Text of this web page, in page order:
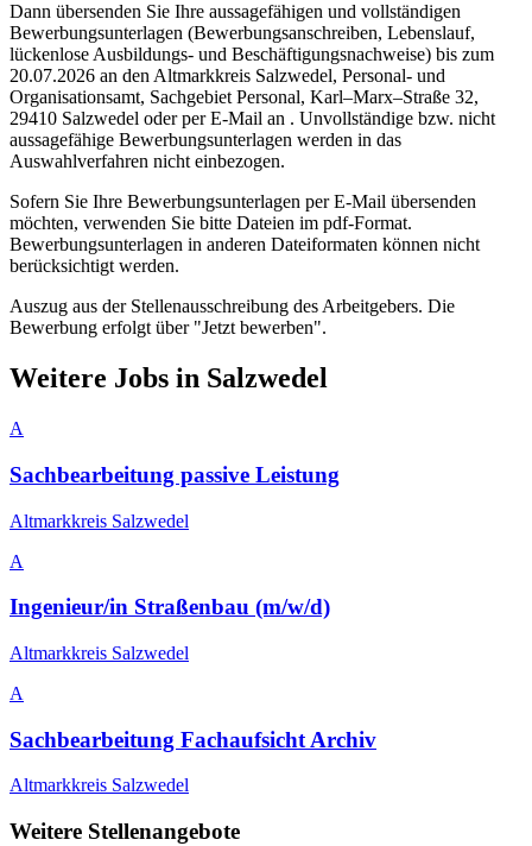
Dann übersenden Sie Ihre aussagefähigen und vollständigen
Bewerbungsunterlagen (Bewerbungsanschreiben, Lebenslauf,
lückenlose Ausbildungs- und Beschäftigungsnachweise) bis zum
20.07.2026 an den Altmarkkreis Salzwedel, Personal- und
Organisationsamt, Sachgebiet Personal, Karl–Marx–Straße 32,
29410 Salzwedel oder per E-Mail an . Unvollständige bzw. nicht
aussagefähige Bewerbungsunterlagen werden in das
Auswahlverfahren nicht einbezogen.
Sofern Sie Ihre Bewerbungsunterlagen per E-Mail übersenden
möchten, verwenden Sie bitte Dateien im pdf-Format.
Bewerbungsunterlagen in anderen Dateiformaten können nicht
berücksichtigt werden.
Auszug aus der Stellenausschreibung des Arbeitgebers. Die
Bewerbung erfolgt über "Jetzt bewerben".
Weitere Jobs in Salzwedel
A
Sachbearbeitung passive Leistung
Altmarkkreis Salzwedel
A
Ingenieur/in Straßenbau (m/w/d)
Altmarkkreis Salzwedel
A
Sachbearbeitung Fachaufsicht Archiv
Altmarkkreis Salzwedel
Weitere Stellenangebote